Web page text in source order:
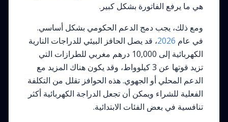
هي ما يرفع الفاتورة بشكل كبير.
ومع ذلك، يجب دمج الدعم الحكومي بشكل أساسي.
في عام 2026، قد يصل الحافز البيئي للدراجات النارية
الكهربائية إلى 10,000 درهم مغربي للطرازات التي
تزيد قوتها عن 3 كيلوواط، وقد يكون هناك المزيد مع
الدعم المحلي أو الجهوي. هذه الحوافز تقلل من التكلفة
الفعلية للشراء ويمكن أن تجعل الدراجة الكهربائية أكثر
تنافسية في بعض الفئات الابتدائية.